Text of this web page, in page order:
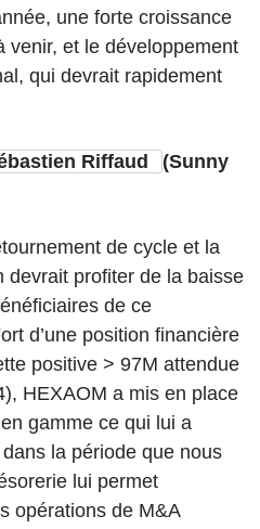
une forte croissance
venir, et le développement
qui devrait rapidement
Riffaud
(Sunny
de cycle et la
devrait profiter de la baisse
de ce
d’une position financière
positive > 97M attendue
HEXAOM a mis en place
gamme ce qui lui a
la période que nous
lui permet
opérations de M&A